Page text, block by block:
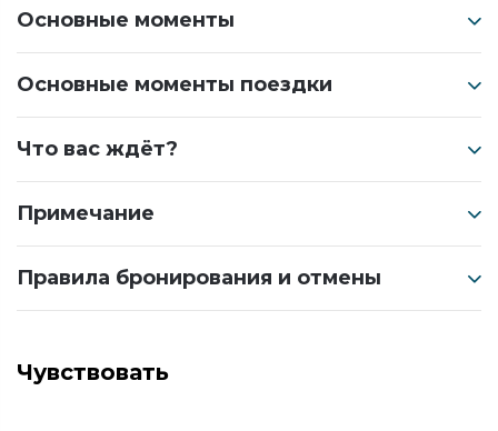
Основные моменты
Основные моменты поездки
Что вас ждёт?
Примечание
Правила бронирования и отмены
Чувствовать